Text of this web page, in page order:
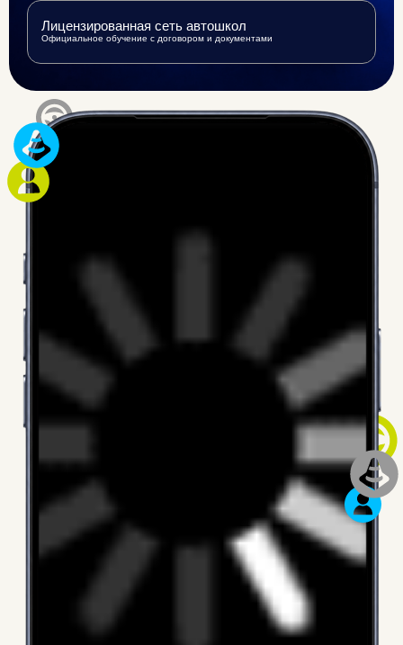
Лицензированная сеть автошкол
Официальное обучение с договором и документами